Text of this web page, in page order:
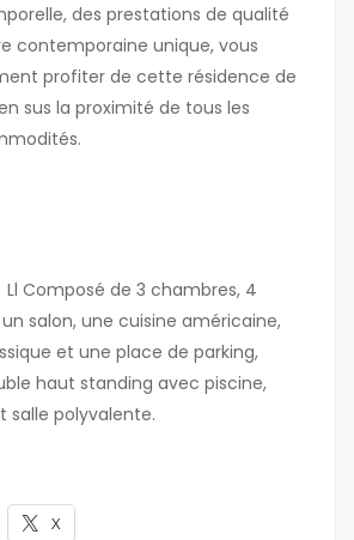
des prestations de qualité
contemporaine unique, vous
profiter de cette résidence de
sus la proximité de tous les
Composé de 3 chambres, 4
salon, une cuisine américaine,
et une place de parking,
haut standing avec piscine,
salle polyvalente.
X